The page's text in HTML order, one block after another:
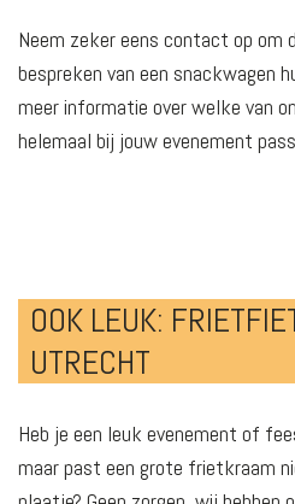
Neem zeker eens contact op om
bespreken van een snackwagen
meer informatie over welke van
helemaal bij jouw evenement
OOK LEUK:
UTRECHT
Heb je een leuk evenement of
maar past een grote frietkraam